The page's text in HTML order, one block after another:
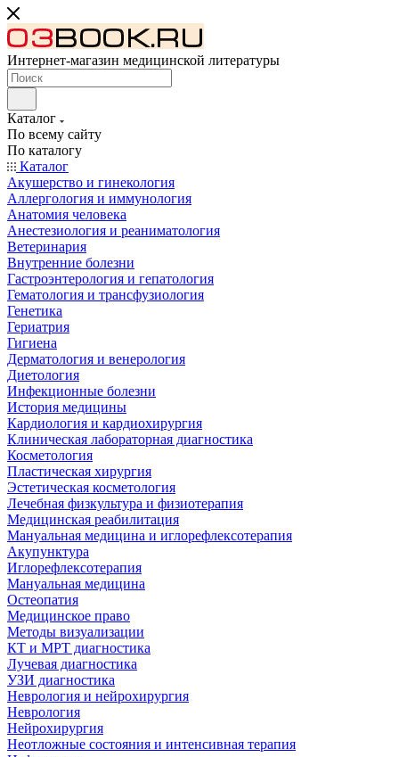
Интернет-магазин медицинской литературы
Каталог
По всему сайту
По каталогу
Каталог
Акушерство и гинекология
Аллергология и иммунология
Анатомия человека
Анестезиология и реаниматология
Ветеринария
Внутренние болезни
Гастроэнтерология и гепатология
Гематология и трансфузиология
Генетика
Гериатрия
Гигиена
Дерматология и венерология
Диетология
Инфекционные болезни
История медицины
Кардиология и кардиохирургия
Клиническая лабораторная диагностика
Косметология
Пластическая хирургия
Эстетическая косметология
Лечебная физкультура и физиотерапия
Медицинская реабилитация
Мануальная медицина и иглорефлексотерапия
Акупунктура
Иглорефлексотерапия
Мануальная медицина
Остеопатия
Медицинское право
Методы визуализации
КТ и МРТ диагностика
Лучевая диагностика
УЗИ диагностика
Неврология и нейрохирургия
Неврология
Нейрохирургия
Неотложные состояния и интенсивная терапия